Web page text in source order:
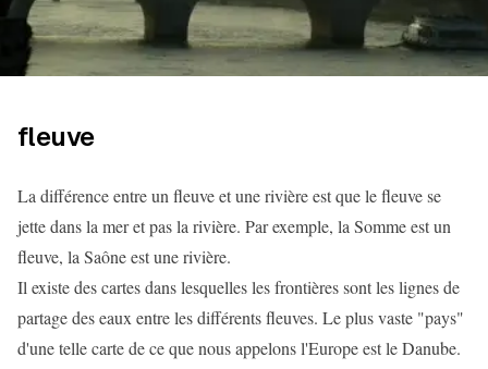
fleuve
La différence entre un fleuve et une rivière est que le fleuve se
jette dans la mer et pas la rivière. Par exemple, la Somme est un
fleuve, la Saône est une rivière.
Il existe des cartes dans lesquelles les frontières sont les lignes de
partage des eaux entre les différents fleuves. Le plus vaste "pays"
d'une telle carte de ce que nous appelons l'Europe est le Danube.